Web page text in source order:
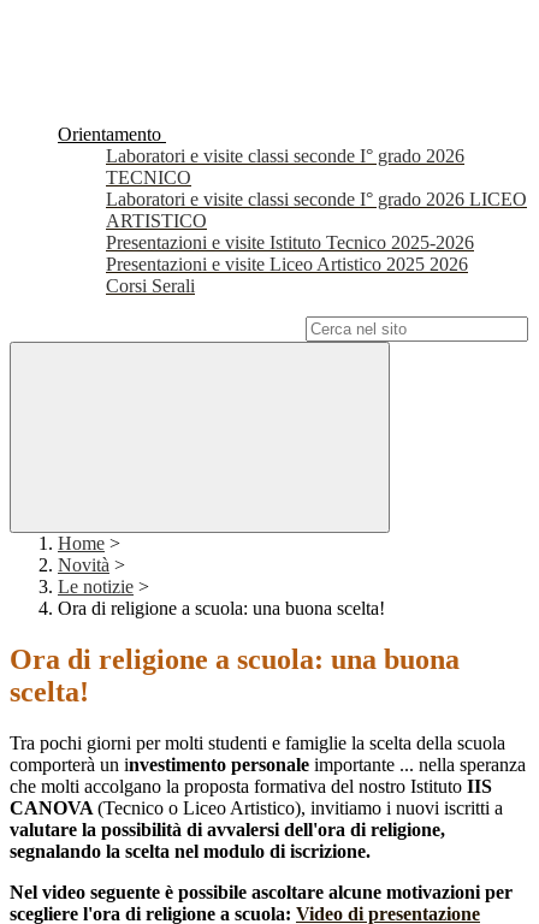
Orientamento
Laboratori e visite classi seconde I° grado 2026
TECNICO
Laboratori e visite classi seconde I° grado 2026 LICEO
ARTISTICO
Presentazioni e visite Istituto Tecnico 2025-2026
Presentazioni e visite Liceo Artistico 2025 2026
Corsi Serali
Home >
Novità >
Le notizie >
Ora di religione a scuola: una buona scelta!
Ora di religione a scuola: una buona
scelta!
Tra pochi giorni per molti studenti e famiglie la scelta della scuola
comporterà un investimento personale importante ... nella speranza
che molti accolgano la proposta formativa del nostro Istituto IIS
CANOVA (Tecnico o Liceo Artistico), invitiamo i nuovi iscritti a
valutare la possibilità di avvalersi dell'ora di religione,
segnalando la scelta nel modulo di iscrizione.
Nel video seguente è possibile ascoltare alcune motivazioni per
scegliere l'ora di religione a scuola: Video di presentazione